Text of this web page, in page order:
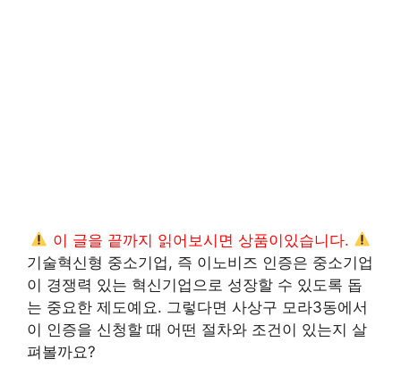
이 글을 끝까지 읽어보시면 상품이있습니다.
기술혁신형 중소기업, 즉 이노비즈 인증은 중소기업
이 경쟁력 있는 혁신기업으로 성장할 수 있도록 돕
는 중요한 제도예요. 그렇다면 사상구 모라3동에서
이 인증을 신청할 때 어떤 절차와 조건이 있는지 살
펴볼까요?